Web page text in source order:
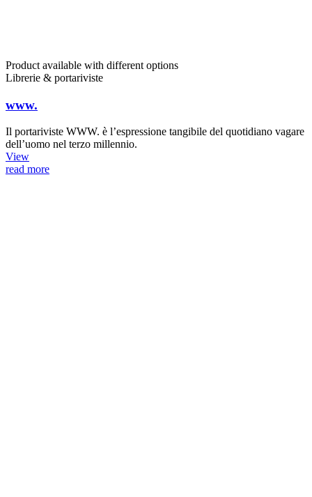
Product available with different options
Librerie & portariviste
www.
Il portariviste WWW. è l’espressione tangibile del quotidiano vagare
dell’uomo nel terzo millennio.
View
read more